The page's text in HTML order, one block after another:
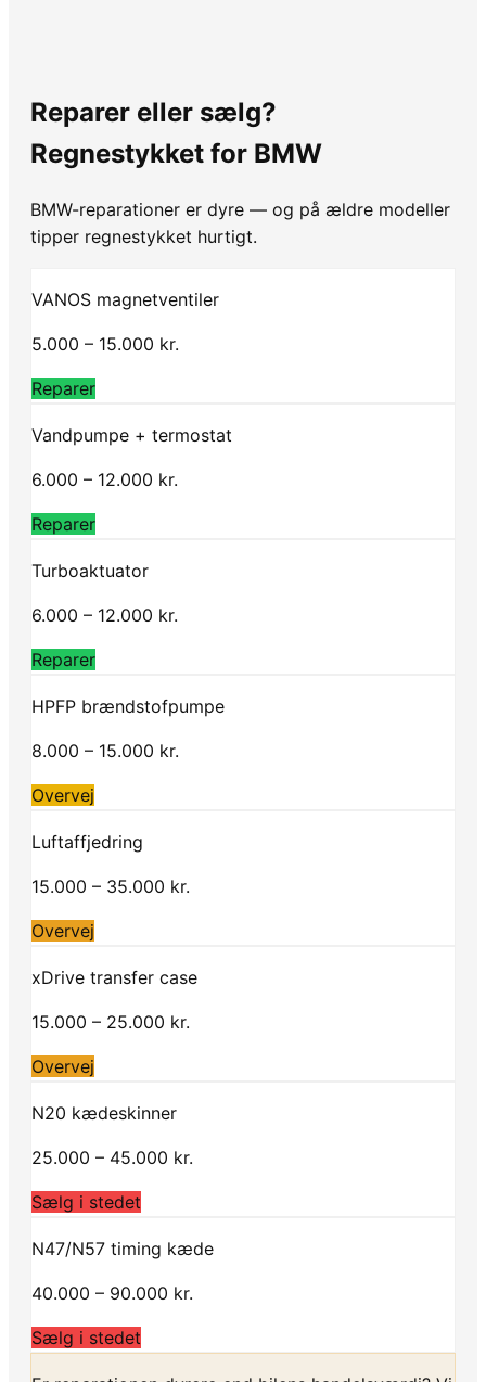
Reparer eller sælg?
Regnestykket for BMW
BMW-reparationer er dyre — og på ældre modeller
tipper regnestykket hurtigt.
VANOS magnetventiler
5.000 – 15.000 kr.
Reparer
Vandpumpe + termostat
6.000 – 12.000 kr.
Reparer
Turboaktuator
6.000 – 12.000 kr.
Reparer
HPFP brændstofpumpe
8.000 – 15.000 kr.
Overvej
Luftaffjedring
15.000 – 35.000 kr.
Overvej
xDrive transfer case
15.000 – 25.000 kr.
Overvej
N20 kædeskinner
25.000 – 45.000 kr.
Sælg i stedet
N47/N57 timing kæde
40.000 – 90.000 kr.
Sælg i stedet